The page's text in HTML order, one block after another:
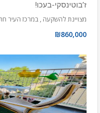
ז’בוטינסקי-בעכו!
מצויינת להשקעה , במרכז העיר
₪860,000